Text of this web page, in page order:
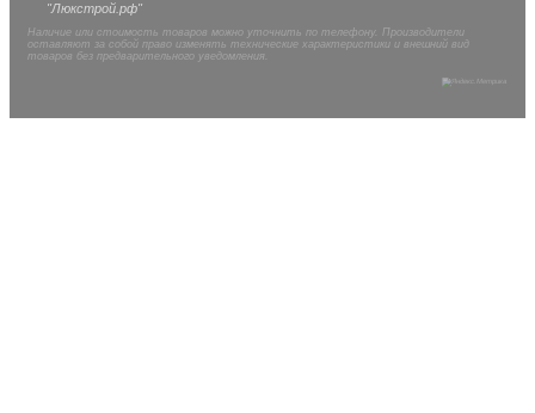
"Люкстрой.рф"
Наличие или стоимость товаров можно уточнить по телефону. Производители
оставляют за собой право изменять технические характеристики и внешний вид
товаров без предварительного уведомления.